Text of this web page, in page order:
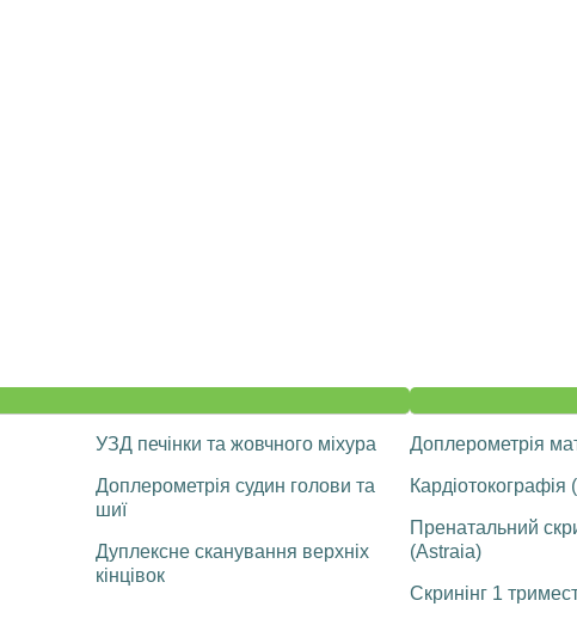
УЗД печінки та жовчного міхура
Доплерометрія судин голови та
шиї
Дуплексне сканування верхніх
кінцівок
Доплерометрія
Кардіотокографія
Пренатальний
(Astraia)
Скринінг 1